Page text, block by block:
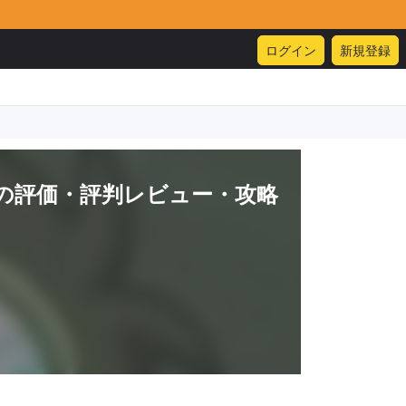
ログイン 新規登録
評価・評判レビュー・攻略